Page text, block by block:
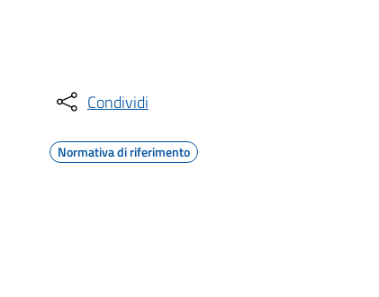
Condividi
Normativa di riferimento